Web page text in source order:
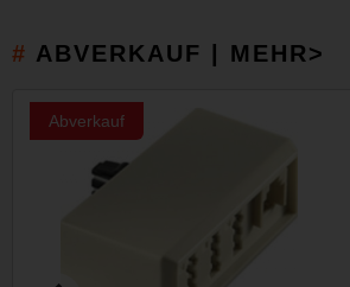
ABVERKAUF | MEHR>
Abverkauf